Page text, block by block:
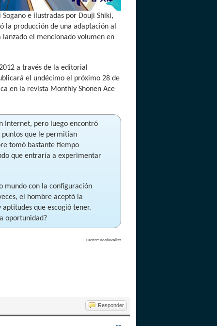
e ilustradas por Douji Shiki,
la producción de una adaptación al
el mencionado volumen en
a través de la editorial
el undécimo el próximo 28 de
en la revista Monthly Shonen Ace
Internet, pero luego encontró
puntos que le permitían
tomó bastante tiempo
que entraría a experimentar
mundo con la configuración
el hombre aceptó la
que escogió tener.
oportunidad?
Fuente: BookWalker
Responder